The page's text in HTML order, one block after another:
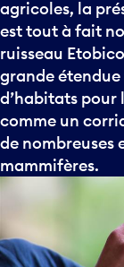
agricoles, la
est tout à fait
ruisseau
grande
d’habitats pour
comme un
de nombreuses
mammifères.